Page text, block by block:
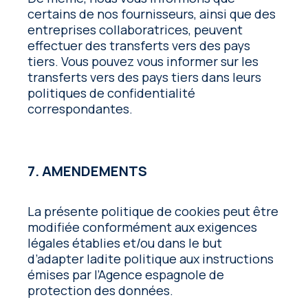
certains de nos fournisseurs, ainsi que des
entreprises collaboratrices, peuvent
effectuer des transferts vers des pays
tiers. Vous pouvez vous informer sur les
transferts vers des pays tiers dans leurs
politiques de confidentialité
correspondantes.
7. AMENDEMENTS
La présente politique de cookies peut être
modifiée conformément aux exigences
légales établies et/ou dans le but
d’adapter ladite politique aux instructions
émises par l’Agence espagnole de
protection des données.